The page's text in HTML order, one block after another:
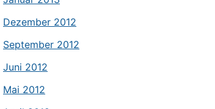
Dezember 2012
September 2012
Juni 2012
Mai 2012